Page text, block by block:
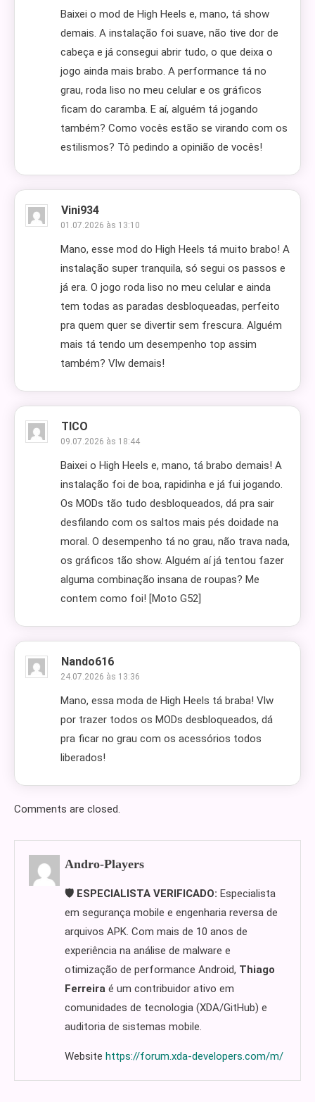
Baixei o mod de High Heels e, mano, tá show
demais. A instalação foi suave, não tive dor de
cabeça e já consegui abrir tudo, o que deixa o
jogo ainda mais brabo. A performance tá no
grau, roda liso no meu celular e os gráficos
ficam do caramba. E aí, alguém tá jogando
também? Como vocês estão se virando com os
estilismos? Tô pedindo a opinião de vocês!
Vini934
01.07.2026 às 13:10
Mano, esse mod do High Heels tá muito brabo! A
instalação super tranquila, só segui os passos e
já era. O jogo roda liso no meu celular e ainda
tem todas as paradas desbloqueadas, perfeito
pra quem quer se divertir sem frescura. Alguém
mais tá tendo um desempenho top assim
também? Vlw demais!
TICO
09.07.2026 às 18:44
Baixei o High Heels e, mano, tá brabo demais! A
instalação foi de boa, rapidinha e já fui jogando.
Os MODs tão tudo desbloqueados, dá pra sair
desfilando com os saltos mais pés doidade na
moral. O desempenho tá no grau, não trava nada,
os gráficos tão show. Alguém aí já tentou fazer
alguma combinação insana de roupas? Me
contem como foi! [Moto G52]
Nando616
24.07.2026 às 13:36
Mano, essa moda de High Heels tá braba! Vlw
por trazer todos os MODs desbloqueados, dá
pra ficar no grau com os acessórios todos
liberados!
Comments are closed.
Andro-Players
🛡️ ESPECIALISTA VERIFICADO: Especialista
em segurança mobile e engenharia reversa de
arquivos APK. Com mais de 10 anos de
experiência na análise de malware e
otimização de performance Android, Thiago
Ferreira é um contribuidor ativo em
comunidades de tecnologia (XDA/GitHub) e
auditoria de sistemas mobile.
Website https://forum.xda-developers.com/m/